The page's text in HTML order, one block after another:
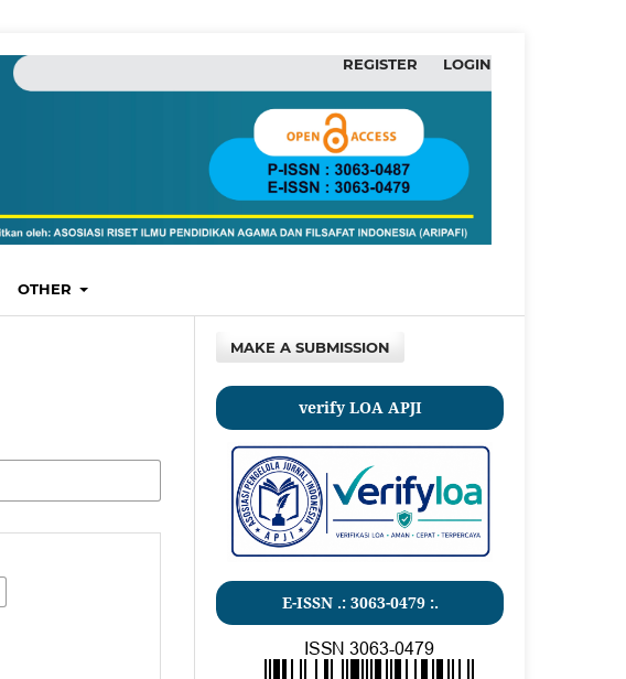
OTHER
REGISTER LOGIN
MAKE A SUBMISSION
verify LOA APJI
E-ISSN .: 3063-0479 :.